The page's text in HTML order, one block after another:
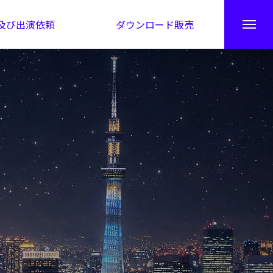
び出演依頼 ダウンロード販売
秘伝公開！吉凶カレンダー